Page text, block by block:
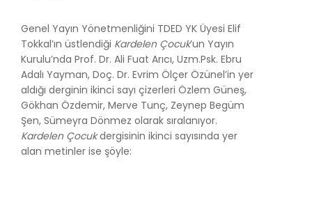
Genel Yayın Yönetmenliğini TDED YK Üyesi Elif
Tokkal’ın üstlendiği Kardelen Çocuk’un Yayın
Kurulu’nda Prof. Dr. Ali Fuat Arıcı, Uzm.Psk. Ebru
Adalı Yayman, Doç. Dr. Evrim Ölçer Özünel’in yer
aldığı derginin ikinci sayı çizerleri Özlem Güneş,
Gökhan Özdemir, Merve Tunç, Zeynep Begüm
Şen, Sümeyra Dönmez olarak sıralanıyor.
Kardelen Çocukdergisinin ikinci sayısında yer
alan metinler ise şöyle: